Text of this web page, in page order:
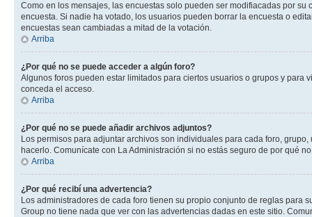
Como en los mensajes, las encuestas solo pueden ser modifiacadas por
encuesta. Si nadie ha votado, los usuarios pueden borrar la encuesta o
encuestas sean cambiadas a mitad de la votación.
Arriba
¿Por qué no se puede acceder a algún foro?
Algunos foros pueden estar limitados para ciertos usuarios o grupos y
conceda el acceso.
Arriba
¿Por qué no se puede añadir archivos adjuntos?
Los permisos para adjuntar archivos son individuales para cada foro,
hacerlo. Comunícate con La Administración si no estás seguro de por qué
Arriba
¿Por qué recibí una advertencia?
Los administradores de cada foro tienen su propio conjunto de reglas para
Group no tiene nada que ver con las advertencias dadas en este sitio.